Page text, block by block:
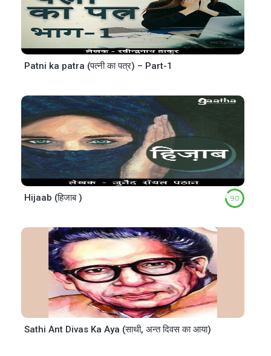
Patni ka patra (पत्नी का पत्र) – Part-1
Hijaab (हिजाब ) 9.0
Sathi Ant Divas Ka Aya (साथी, अन्त दिवस का आया)